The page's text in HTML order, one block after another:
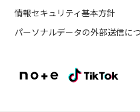
情報セキュリティ基本方針
パーソナルデータの外部送信に